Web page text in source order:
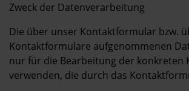
Zweck der Datenverarbeitung
Die über unser Kontaktformular bzw.
Kontaktformulare aufgenommenen
nur für die Bearbeitung der konkreten
verwenden, die durch das